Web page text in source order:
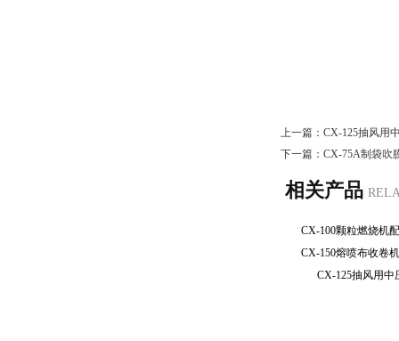
上一篇： CX-125抽风用
下一篇： CX-75A制袋吹
相关产品
CX-100颗粒燃烧
CX-150熔喷布收
CX-125抽风用